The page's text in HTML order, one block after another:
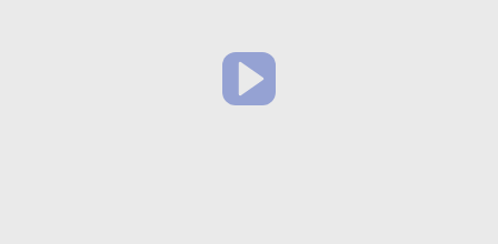
mos.ru
защита от мошенников